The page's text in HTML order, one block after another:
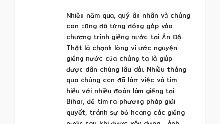
Nhiều năm qua, quý ân nhân và chúng
con cũng đã từng đóng góp vào
chương trình giếng nước tại Ấn Độ.
Thật là chạnh lòng vì ước nguyện
giếng nước của chúng ta là giúp
được dân chúng lâu dài. Nhiều tháng
qua chúng con đã làm việc và tìm
hiểu với nhiều đoàn làm giếng tại
Bihar, để tìm ra phương pháp giải
quyết, tránh sự bỏ hoang các giếng